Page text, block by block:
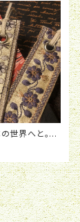
世界へと。